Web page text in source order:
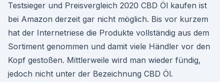
Testsieger und Preisvergleich 2020 CBD Öl kaufen ist
bei Amazon derzeit gar nicht möglich. Bis vor kurzem
hat der Internetriese die Produkte vollständig aus dem
Sortiment genommen und damit viele Händler vor den
Kopf gestoßen. Mittlerweile wird man wieder fündig,
jedoch nicht unter der Bezeichnung CBD Öl.